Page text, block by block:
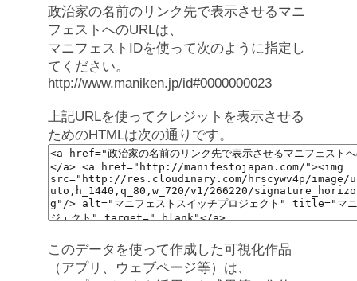
政治家の名前のリンク先で表示させるマニ
フェストへのURLは、
マニフェストIDを使って次のように指定し
てください。
http://www.maniken.jp/id#0000000023
上記URLを使ってクレジットを表示させる
ためのHTMLは次の通りです。
このデータを使って作成した可視化作品
（アプリ、ウェブページ等）は、